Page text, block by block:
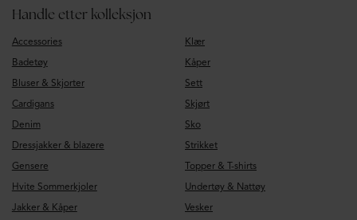
Handle etter kolleksjon
Accessories
Badetøy
Bluser & Skjorter
Cardigans
Denim
Dressjakker & blazere
Gensere
Hvite Sommerkjoler
Jakker & Kåper
Klær
Kåper
Sett
Skjørt
Sko
Strikket
Topper & T-shirts
Undertøy & Nattøy
Vesker